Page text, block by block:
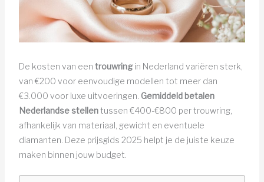
De kosten van een trouwringin Nederland variëren sterk,
van €200 voor eenvoudige modellen tot meer dan
€3.000 voor luxe uitvoeringen. Gemiddeld betalen
Nederlandse stellentussen €400-€800 per trouwring,
afhankelijk van materiaal, gewicht en eventuele
diamanten. Deze prijsgids 2025 helpt je de juiste keuze
maken binnen jouw budget.